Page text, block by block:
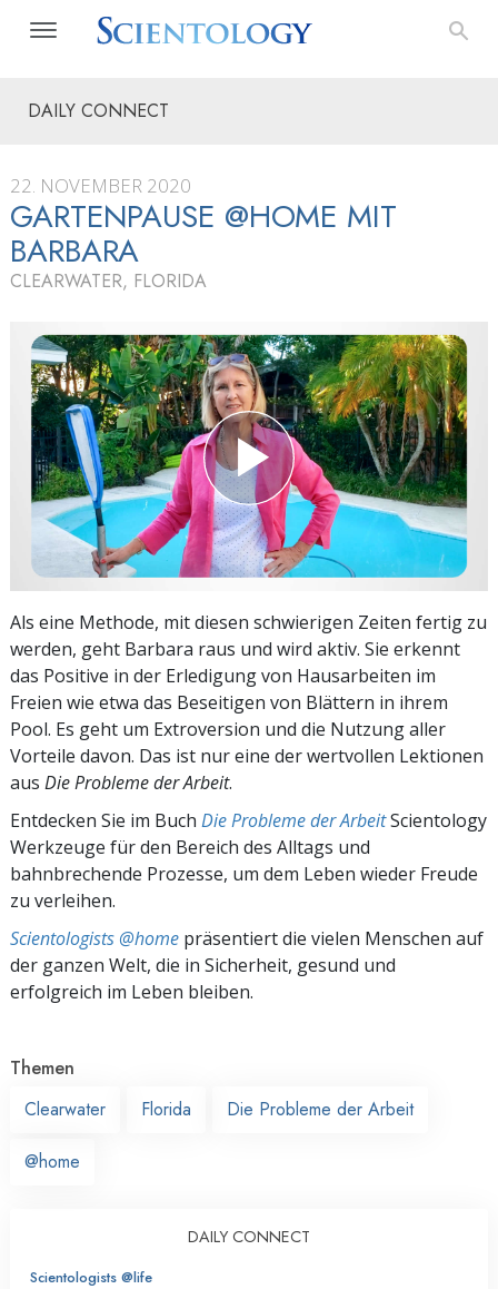
DAILY CONNECT
22. NOVEMBER 2020
GARTENPAUSE @HOME MIT
BARBARA
CLEARWATER, FLORIDA
Als eine Methode, mit diesen schwierigen Zeiten fertig zu
werden, geht Barbara raus und wird aktiv. Sie erkennt
das Positive in der Erledigung von Hausarbeiten im
Freien wie etwa das Beseitigen von Blättern in ihrem
Pool. Es geht um Extroversion und die Nutzung aller
Vorteile davon. Das ist nur eine der wertvollen Lektionen
aus Die Probleme der Arbeit.
Entdecken Sie im Buch Die Probleme der ArbeitScientology
Werkzeuge für den Bereich des Alltags und
bahnbrechende Prozesse, um dem Leben wieder Freude
zu verleihen.
Scientologists @home präsentiert die vielen Menschen auf
der ganzen Welt, die in Sicherheit, gesund und
erfolgreich im Leben bleiben.
Themen
Clearwater
Florida Die Probleme der Arbeit
@home
DAILY CONNECT
Scientologists @life